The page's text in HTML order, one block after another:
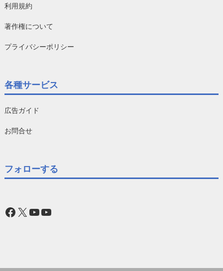
利用規約
著作権について
プライバシーポリシー
各種サービス
広告ガイド
お問合せ
フォローする
Facebook
X YouTube
YouTube